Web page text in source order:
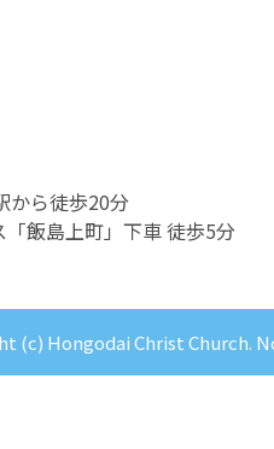
から徒歩20分
「飯島上町」下車 徒歩5分
(c) Hongodai Christ